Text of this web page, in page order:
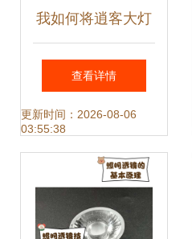
我如何将逍客大灯
改装为海拉5双光
透镜氙气大灯（高
清图解）
查看详情
更新时间：2026-08-06
03:55:38